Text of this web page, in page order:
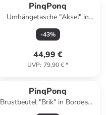
PinqPonq
Umhängetasche "Aksel" in
Gelb - (B)31 x (H)18 x (T)10
cm
-43%
44,99 €
UVP: 79,90 €*
PinqPonq
Brustbeutel "Brik" in Bordeaux
- (B)42 x (H)18 x (T)9 cm